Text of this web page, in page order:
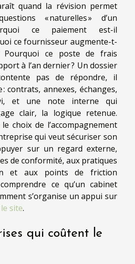
quand la révision permet
« naturelles » d’un
ce paiement est-il
ce fournisseur augmente-t-
Pourquoi ce poste de frais
à l’an dernier ? Un dossier
pas de répondre, il
contrats, annexes, échanges,
et une note interne qui
clair, la logique retenue.
choix de l’accompagnement
qui veut sécuriser son
sur un regard externe,
de conformité, aux pratiques
et aux points de friction
ce qu’un cabinet
s’organise un appui sur
site.
qui coûtent le